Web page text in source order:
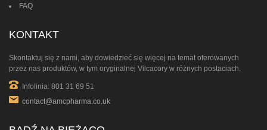
FAQ
KONTAKT
Skontaktuj się z nami, aby dowiedzieć się więcej na temat oferowanych
przez nas produktów, w tym oryginalnej Vilcacory w różnych postaciach.
Infolinia: 801 31 69 51
contact@amcpharma.co.uk